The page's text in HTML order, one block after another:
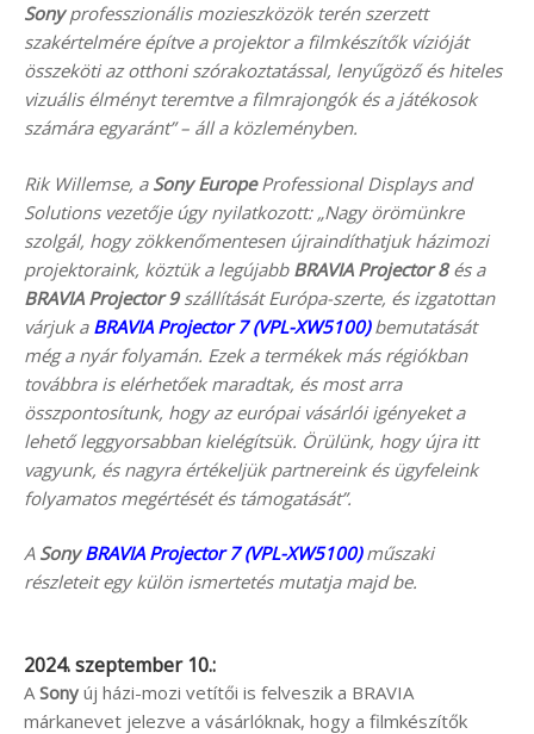
Sonyprofesszionális mozieszközök terén szerzett
szakértelmére építve a projektor a filmkészítők vízióját
összeköti az otthoni szórakoztatással, lenyűgöző és hiteles
vizuális élményt teremtve a filmrajongók és a játékosok
számára egyaránt” – áll a közleményben.
Rik Willemse, a Sony EuropeProfessional Displays and
Solutions vezetője úgy nyilatkozott: „Nagy örömünkre
szolgál, hogy zökkenőmentesen újraindíthatjuk házimozi
projektoraink, köztük a legújabb BRAVIA Projector 8és a
BRAVIA Projector 9szállítását Európa-szerte, és izgatottan
várjuk a BRAVIA Projector 7 (VPL-XW5100)bemutatását
még a nyár folyamán. Ezek a termékek más régiókban
továbbra is elérhetőek maradtak, és most arra
összpontosítunk, hogy az európai vásárlói igényeket a
lehető leggyorsabban kielégítsük. Örülünk, hogy újra itt
vagyunk, és nagyra értékeljük partnereink és ügyfeleink
folyamatos megértését és támogatását”.
A SonyBRAVIA Projector 7 (VPL-XW5100)műszaki
részleteit egy külön ismertetés mutatja majd be.
2024. szeptember 10.:
A Sony új házi-mozi vetítői is felveszik a BRAVIA
márkanevet jelezve a vásárlóknak, hogy a filmkészítők